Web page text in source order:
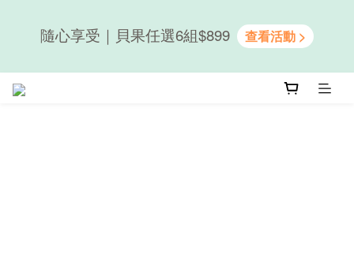
隨心享受｜貝果任選6組$899
隨心享受｜貝果任選6組$899
新會員送50元購物金｜LINE註冊再送優格吐司